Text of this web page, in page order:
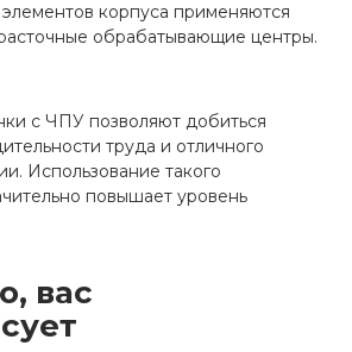
корпуса применяются
обрабатывающие центры.
с ЧПУ позволяют добиться
труда и отличного
Использование такого
повышает уровень
вас